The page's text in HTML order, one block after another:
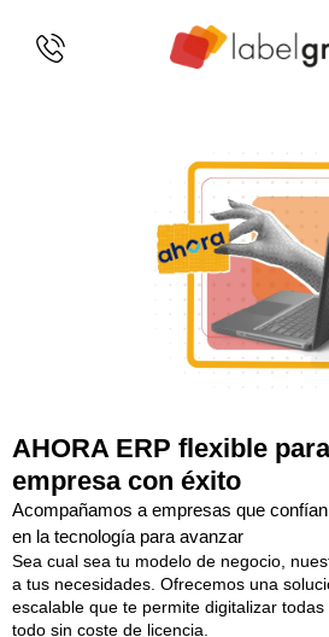
AHORA ERP flexible
empresa con éxito
Acompañamos a empresas que confían
en la tecnología para avanzar
Sea cual sea tu modelo de negocio,
a tus necesidades. Ofrecemos una
escalable que te permite digitalizar todas
todo sin coste de licencia.